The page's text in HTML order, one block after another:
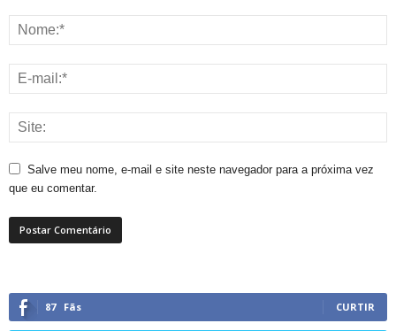
Salve meu nome, e-mail e site neste navegador para a próxima vez
que eu comentar.
87 Fãs CURTIR